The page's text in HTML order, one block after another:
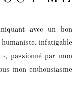
avec un bon
infatigable
passionné par mon
mon enthousiasme